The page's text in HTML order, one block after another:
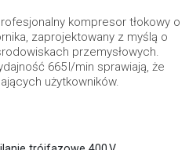
kompresor tłokowy o
zaprojektowany z myślą o
przemysłowych.
665 l/min sprawiają, że
użytkowników.